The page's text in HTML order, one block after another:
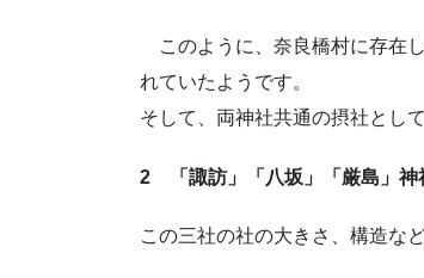
このように、奈良橋村に存在
れていたようです。
そして、両神社共通の摂社とし
2 「諏訪」「八坂」「厳島」神
この三社の社の大きさ、構造な